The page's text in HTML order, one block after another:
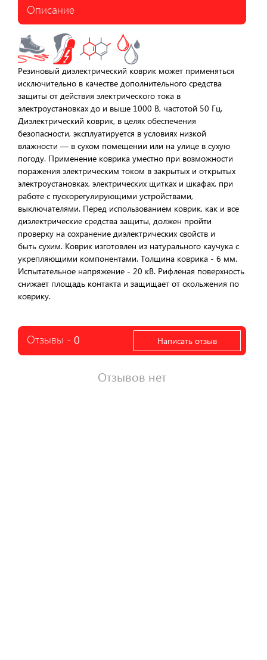
Описание
Резиновый диэлектрический коврик может применяться
исключительно в качестве дополнительного средства
защиты от действия электрического тока в
электроустановках до и выше 1000 В, частотой 50 Гц.
Диэлектрический коврик, в целях обеспечения
безопасности, эксплуатируется в условиях низкой
влажности — в сухом помещении или на улице в сухую
погоду. Применение коврика уместно при возможности
поражения электрическим током в закрытых и открытых
электроустановках, электрических щитках и шкафах, при
работе с пускорегулирующими устройствами,
выключателями. Перед использованием коврик, как и все
диэлектрические средства защиты, должен пройти
проверку на сохранение диэлектрических свойств и
быть сухим. Коврик изготовлен из натурального каучука с
укрепляющими компонентами. Толщина коврика - 6 мм.
Испытательное напряжение - 20 кВ. Рифленая поверхность
снижает площадь контакта и защищает от скольжения по
коврику.
Отзывы - 0 Написать отзыв
Отзывов нет